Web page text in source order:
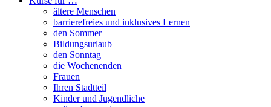
ältere Menschen
barrierefreies und inklusives Lernen
den Sommer
Bildungsurlaub
den Sonntag
die Wochenenden
Frauen
Ihren Stadtteil
Kinder und Jugendliche